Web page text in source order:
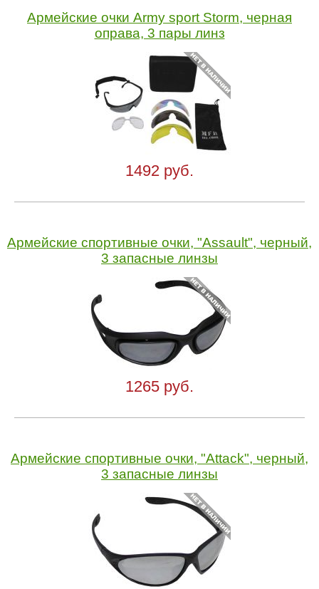
Армейские очки Army sport Storm, черная
оправа, 3 пары линз
1492 руб.
Армейские спортивные очки, "Assault", черный,
3 запасные линзы
1265 руб.
Армейские спортивные очки, "Attack", черный,
3 запасные линзы